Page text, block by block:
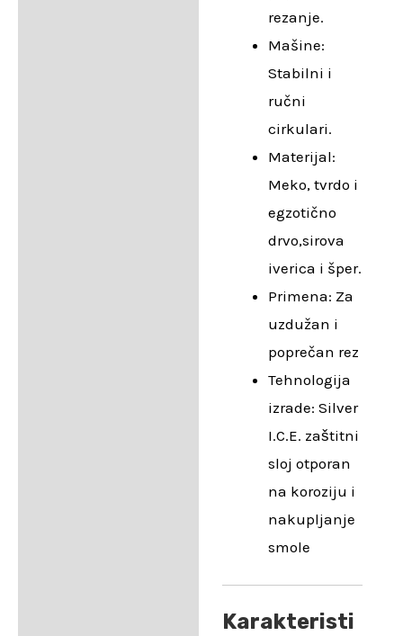
rezanje.
Mašine:
Stabilni i
ručni
cirkulari.
Materijal:
Meko, tvrdo i
egzotično
drvo,sirova
iverica i šper.
Primena: Za
uzdužan i
poprečan rez
Tehnologija
izrade: Silver
I.C.E. zaštitni
sloj otporan
na koroziju i
nakupljanje
smole
Karakteristi